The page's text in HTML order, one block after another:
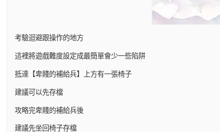
考驗迴避跟操作的地方
這裡將遊戲難度設定成最簡單會少一些陷阱
抵達【卑賤的補給兵】上方有一張椅子
建議可以先存檔
攻略完卑賤的補給兵後
建議先坐回椅子存檔